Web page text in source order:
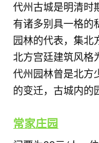
代州古城是明清时
有诸多别具一格的
园林的代表，集北
北方宫廷建筑风格
代州园林曾是北方
的变迁，古城内的
常家庄园